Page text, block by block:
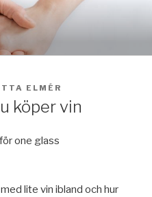
ELMÉR
köper vin
lite vin ibland och hur